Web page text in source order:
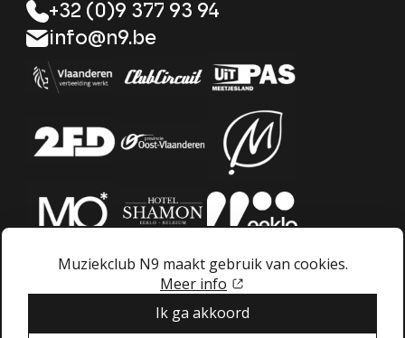
Muziekclub N9 maakt gebruik van cookies.
Meer info
Ik ga akkoord
+32 (0)9 377 93 94
info@n9.be